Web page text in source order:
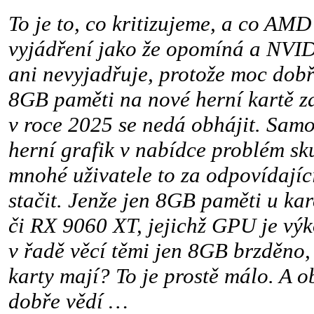
To je to, co kritizujeme, a co AMD
vyjádření jako že opomíná a
ani nevyjadřuje, protože moc
8GB paměti na nové herní kartě
v roce 2025 se nedá obhájit.
herní grafik v nabídce problém
mnohé uživatele to za
stačit. Jenže jen 8GB paměti u
či RX 9060 XT, jejichž GPU je
v řadě věcí těmi jen 8GB
karty mají? To je prostě málo. A
dobře vědí …